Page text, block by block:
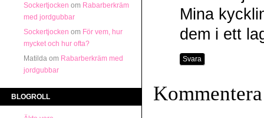
Sockertjocken om Rabarberkräm
med jordgubbar
Sockertjocken om För vem, hur
mycket och hur ofta?
Matilda om Rabarberkräm med
jordgubbar
BLOGROLL
Mina
dem i ett
Svara
Kommentera